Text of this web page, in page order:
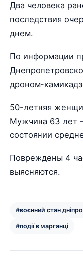
Два человека
последствия
днем.
По информации
дроном-
50-летняя
Мужчина 63 лет
состоянии
Повреждены 4
выясняются.
#воєнний стан
#події в марганці